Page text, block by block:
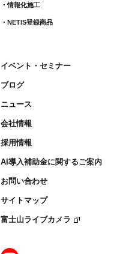
情報化施工
NETIS登録商品
イベント・セミナー
ブログ
ニュース
会社情報
採用情報
AI導入補助金に関するご案内
お問い合わせ
サイトマップ
富士山ライブカメラ